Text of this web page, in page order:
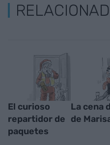
El curioso
repartidor de
paquetes
La cena
de